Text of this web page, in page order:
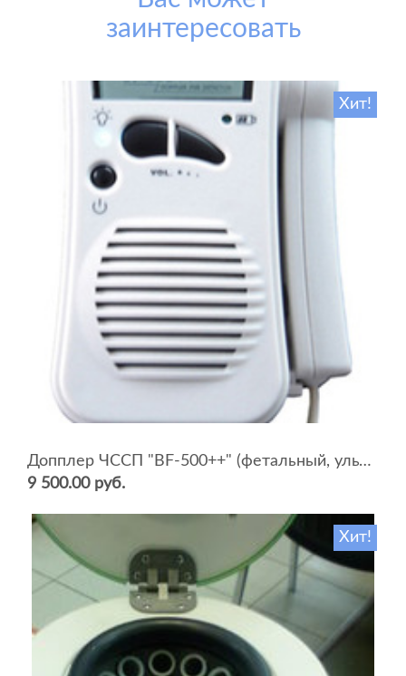
заинтересовать
Хит!
Допплер ЧССП "BF-500++" (фетальный, ультразвуковой)
9 500.00 руб.
Хит!